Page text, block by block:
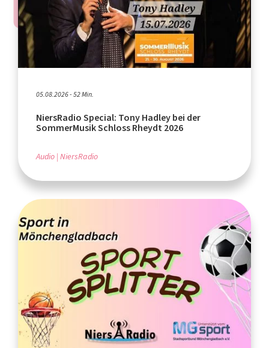
05.08.2026 - 52 Min.
NiersRadio Special: Tony Hadley bei der
SommerMusik Schloss Rheydt 2026
Audio NiersRadio